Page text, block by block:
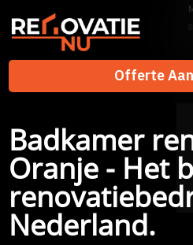
Offerte
Offerte
Badkamer
Oranje - Het
Nederland.